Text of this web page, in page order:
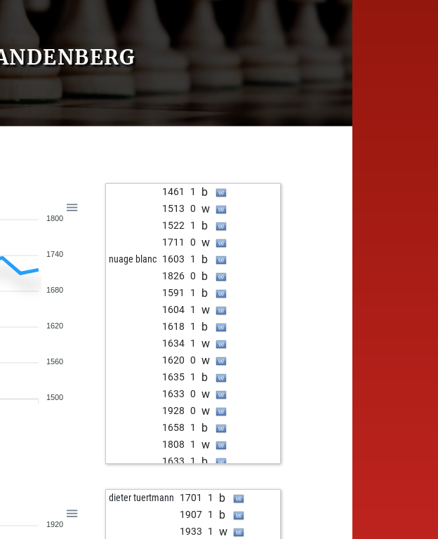
1800
1740
1680
1620
1560
1500
1461 1 b
1513 0 w
1522 1 b
1711 0 w
nuage blanc 1603 1 b
1826 0 b
1591 1 b
1604 1 w
1618 1 b
1634 1 w
1620 0 w
1635 1 b
1633 0 w
1928 0 w
1658 1 b
1808 1 w
1633 1 b
1613 1
2157 0 b
1796 0 w
1920
dieter tuertmann 1701 1 b
1907 1 b
1933 1 w